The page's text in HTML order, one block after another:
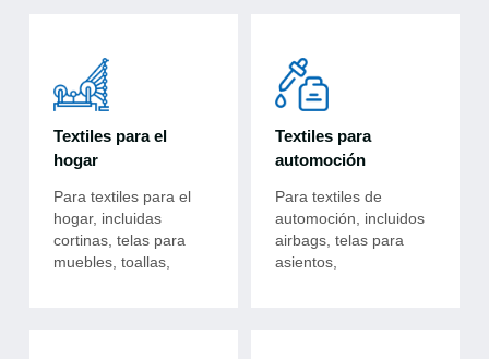
Textiles para el
hogar
Para textiles para el
hogar, incluidas
cortinas, telas para
muebles, toallas,
Textiles para
automoción
Para textiles de
automoción, incluidos
airbags, telas para
asientos,